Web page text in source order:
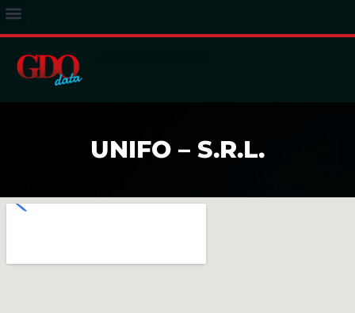
UNIFO – S.R.L.